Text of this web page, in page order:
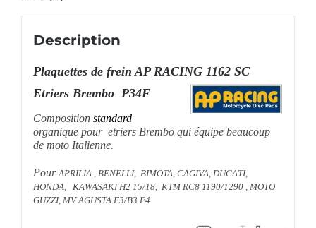
Description
Plaquettes de frein AP RACING 1162 SC
Etriers Brembo P34F
Composition standard
organique pour etriers Brembo qui équipe beaucoup
de moto Italienne.
Pour APRILIA , BENELLI, BIMOTA, CAGIVA, DUCATI,
HONDA, KAWASAKI H2 15/18, KTM RC8 1190/1290 , MOTO
GUZZI, MV AGUSTA F3/B3 F4